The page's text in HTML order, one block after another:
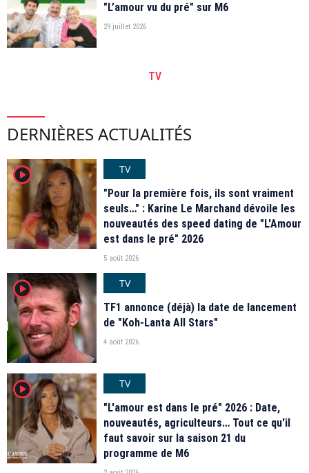
"L’amour vu du pré" sur M6
29 juillet 2026
TV
DERNIÈRES ACTUALITÉS
player2
TV
"Pour la première fois, ils sont vraiment
seuls…" : Karine Le Marchand dévoile les
nouveautés des speed dating de "L'Amour
est dans le pré" 2026
5 août 2026
player2
TV
TF1 annonce (déjà) la date de lancement
de "Koh-Lanta All Stars"
4 août 2026
player2
TV
"L'amour est dans le pré" 2026 : Date,
nouveautés, agriculteurs… Tout ce qu'il
faut savoir sur la saison 21 du
programme de M6